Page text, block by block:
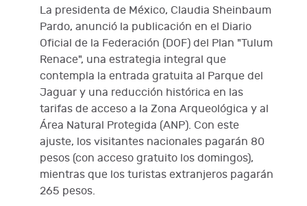
La presidenta de México, Claudia Sheinbaum
Pardo, anunció la publicación en el Diario
Oficial de la Federación (DOF) del Plan "Tulum
Renace", una estrategia integral que
contempla la entrada gratuita al Parque del
Jaguar y una reducción histórica en las
tarifas de acceso a la Zona Arqueológica y al
Área Natural Protegida (ANP). Con este
ajuste, los visitantes nacionales pagarán 80
pesos (con acceso gratuito los domingos),
mientras que los turistas extranjeros pagarán
265 pesos.